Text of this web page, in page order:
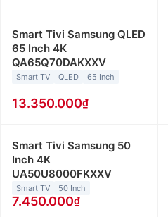
Smart Tivi Samsung QLED
65 Inch 4K
QA65Q70DAKXXV
Smart TV QLED 65 Inch
13.350.000
Smart Tivi Samsung 50
Inch 4K
UA50U8000FKXXV
Smart TV 50 Inch
7.450.000